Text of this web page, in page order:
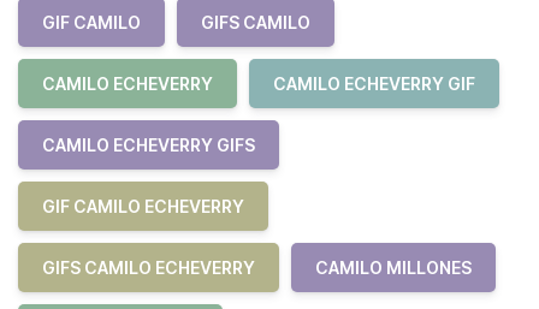
GIF CAMILO GIFS CAMILO
CAMILO ECHEVERRY CAMILO ECHEVERRY GIF
CAMILO ECHEVERRY GIFS
GIF CAMILO ECHEVERRY
GIFS CAMILO ECHEVERRY CAMILO MILLONES